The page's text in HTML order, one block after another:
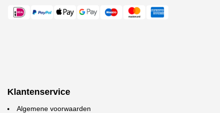
Klantenservice
Algemene voorwaarden